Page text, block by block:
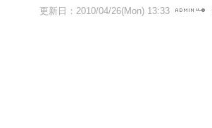
更新日：2010/04/26(Mon) 13:33